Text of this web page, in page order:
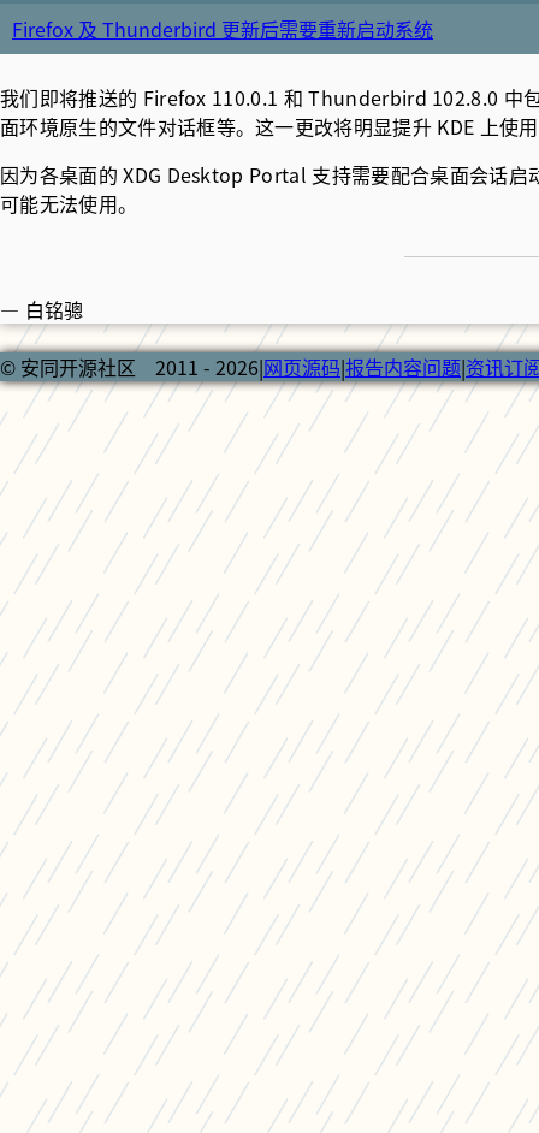
Firefox 及 Thunderbird 更新后需要重新启动系统
我们即将推送的 Firefox 110.0.1 和 Thunderbird 102.8.0 中
面环境原生的文件对话框等。这一更改将明显提升 KDE 上
因为各桌面的 XDG Desktop Portal 支持需要配合桌面会话
可能无法使用。
— 白铭骢
© 安同开源社区 2011 - 2026|网页源码|报告内容问题|资讯订